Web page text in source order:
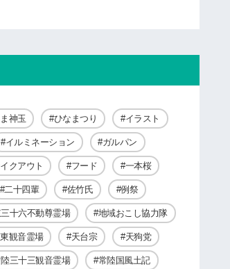
神玉 ひなまつり イラスト
イルミネーション ガルパン
クアウト フード 一本桜
二十四輩 佐竹氏 例祭
十六不動尊霊場 地域おこし協力隊
観音霊場 天台宗 天狗党
三十三観音霊場 常陸国風土記